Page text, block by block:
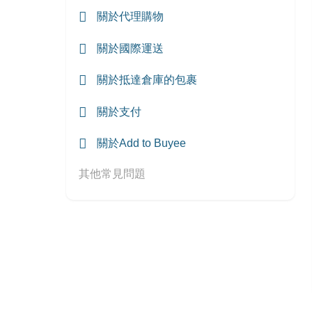
關於代理購物
關於國際運送
關於抵達倉庫的包裹
關於支付
關於Add to Buyee
其他常見問題